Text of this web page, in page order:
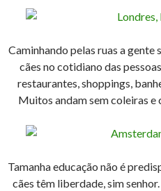
Caminhando pelas ruas a
cães no cotidiano das
restaurantes, shoppings,
Muitos andam sem coleiras
Tamanha educação não é
cães têm liberdade, sim